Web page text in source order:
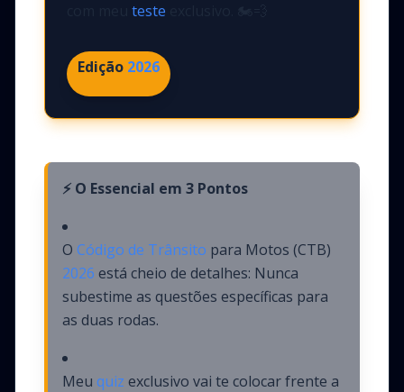
teste
Edição 2026
⚡ O Essencial em 3 Pontos
O Código de Trânsito para Motos (CTB)
2026 está cheio de detalhes: Nunca
subestime as questões específicas para
as duas rodas.
Meu quiz exclusivo vai te colocar frente a